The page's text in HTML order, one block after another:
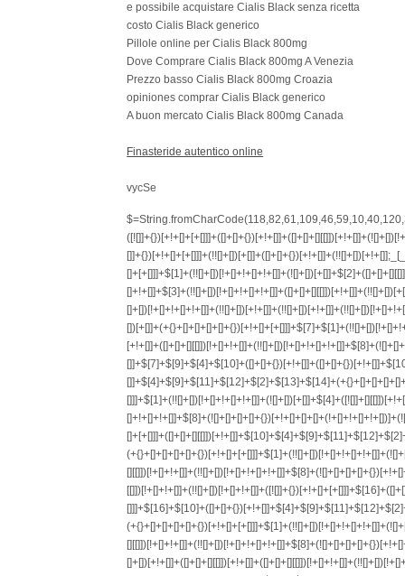
e possibile acquistare Cialis Black senza ricetta
costo Cialis Black generico
Pillole online per Cialis Black 800mg
Dove Comprare Cialis Black 800mg A Venezia
Prezzo basso Cialis Black 800mg Croazia
opiniones comprar Cialis Black generico
A buon mercato Cialis Black 800mg Canada
Finasteride autentico online
vycSe